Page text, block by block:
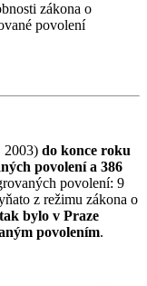
zákona o
povolení
2003) do konce roku
povolení a 386
povolení: 9
z režimu zákona o
bylo v Praze
povolením.